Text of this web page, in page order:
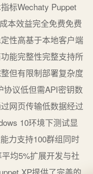
标Wechaty Puppet
本效益完全免费免费
性高基于本地客户端
能完整性完整支持所
但有限制部署复杂度
议低但需API密钥数
网页传输低数据经过
10环境下测试显
力支持100群组同时
均5%扩展开发与社